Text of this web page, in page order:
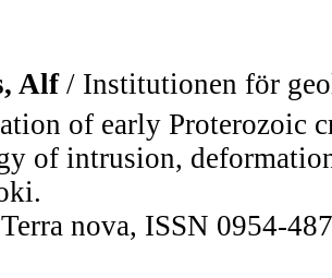
Alf/ Institutionen för
of early Proterozoic
of intrusion,
nova, ISSN 0954-